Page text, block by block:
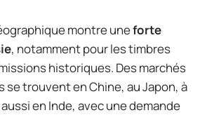
montre uneforte
, notamment pour les timbres
historiques. Des marchés
se trouvent en Chine, au Japon, à
en Inde, avec une demande